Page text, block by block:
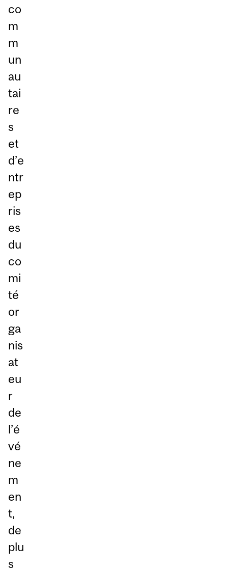
co
m
m
un
au
tai
re
s
et
d’e
ntr
ep
ris
es
du
co
mi
té
or
ga
nis
at
eu
r
de
l’é
vé
ne
m
en
t,
de
plu
s